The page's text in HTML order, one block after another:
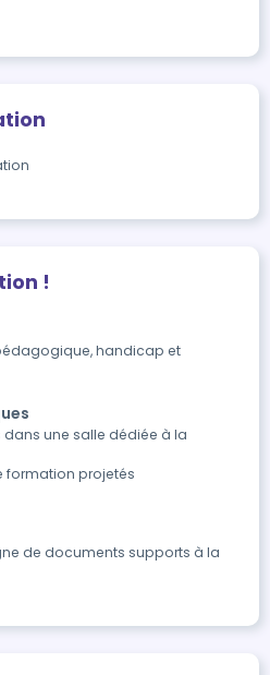
!
handicap et
une salle dédiée à la
formation projetés
de documents supports à la